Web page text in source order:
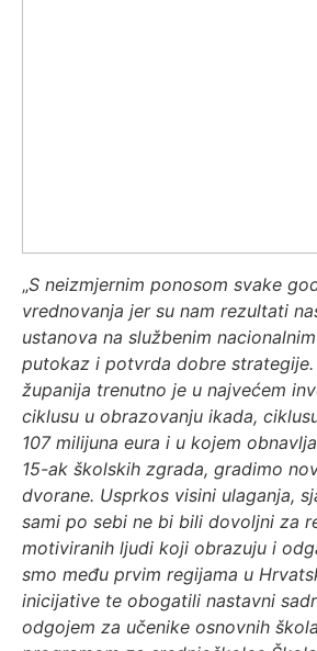
„S neizmjernim ponosom svake
vrednovanja jer su nam rezultati
ustanova na službenim
putokaz i potvrda dobre strategije.
županija trenutno je u najvećem
ciklusu u obrazovanju ikada,
107 milijuna eura i u kojem
15-ak školskih zgrada, gradimo
dvorane. Usprkos visini ulaganja,
sami po sebi ne bi bili dovoljni za
motiviranih ljudi koji obrazuju i
smo među prvim regijama u
inicijative te obogatili nastavni
odgojem za učenike osnovnih